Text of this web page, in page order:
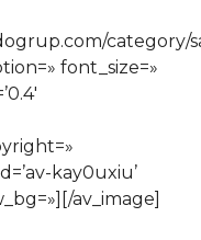
category/
font_size=»
kay0uxiu’
av_image]